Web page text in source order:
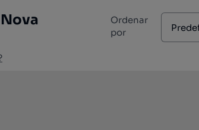
Ordenar
por